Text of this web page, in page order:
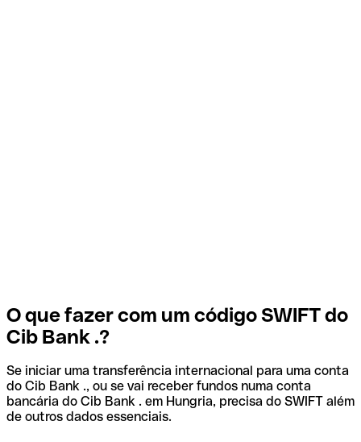
O que fazer com um código SWIFT do
Cib Bank .?
Se iniciar uma transferência internacional para uma conta
do Cib Bank ., ou se vai receber fundos numa conta
bancária do Cib Bank . em Hungria, precisa do SWIFT além
de outros dados essenciais.